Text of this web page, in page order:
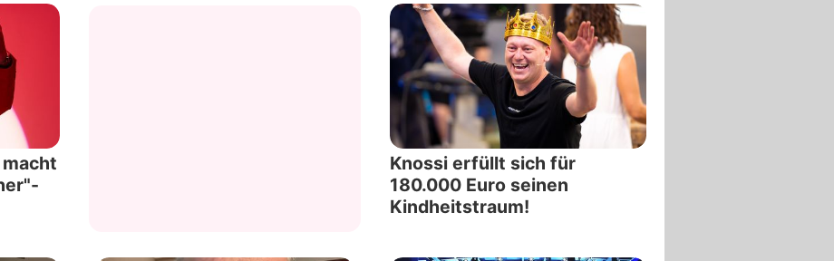
macht
Knossi erfüllt sich für
180.000 Euro seinen
Kindheitstraum!